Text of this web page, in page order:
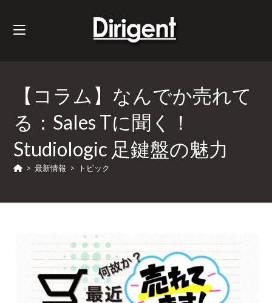
【コラム】なんでか売れて
る：Sales Tに聞く！
Studiologic 足鍵盤の魅力
> 最新情報 > トピック